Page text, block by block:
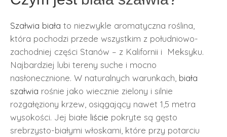
Szałwia biała to niezwykle aromatyczna roślina,
która pochodzi przede wszystkim z południowo-
zachodniej części Stanów – z Kalifornii i Meksyku.
Najbardziej lubi tereny suche i mocno
nasłonecznione. W naturalnych warunkach, biała
szałwia rośnie jako wiecznie zielony i silnie
rozgałęziony krzew, osiągający nawet 1,5 metra
wysokości. Jej białe liście pokryte są gęsto
srebrzysto-białymi włoskami, które przy potarciu